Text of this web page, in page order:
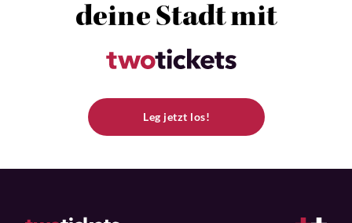
deine Stadt mit
Leg jetzt los!